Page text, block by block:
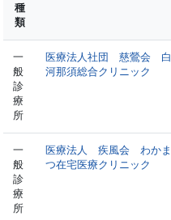
種
類
一
般
診
療
所
医療法人社団 慈鶯会 白
河那須総合クリニック
一
般
診
療
所
医療法人 疾風会 わかま
つ在宅医療クリニック